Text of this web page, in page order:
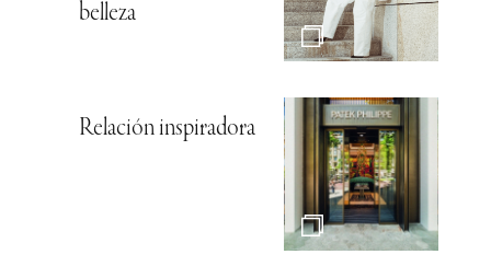
belleza
Relación inspiradora